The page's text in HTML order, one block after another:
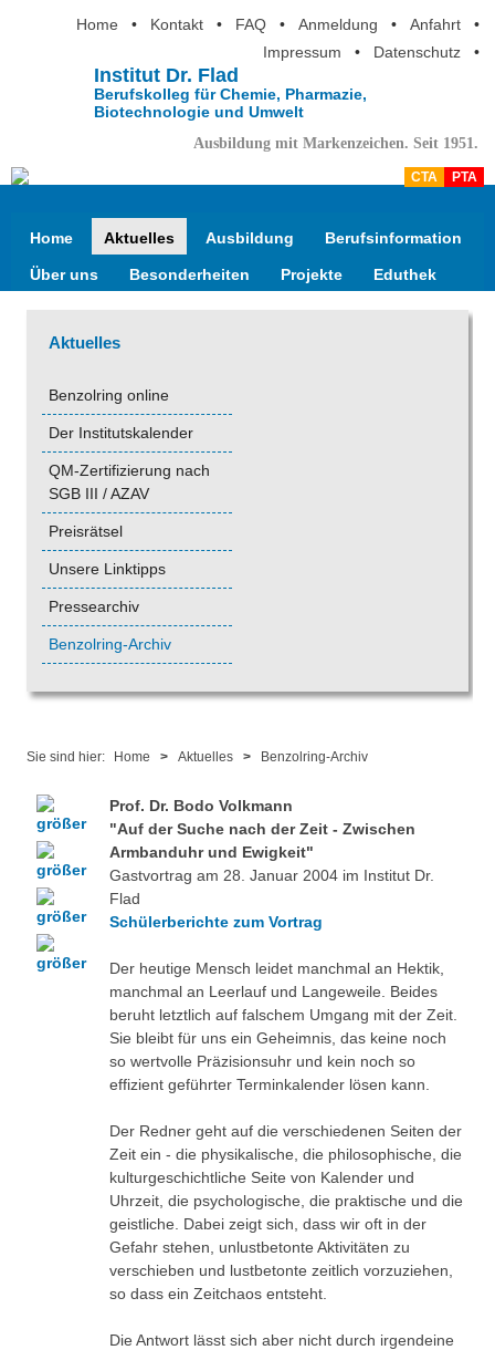
Home • Kontakt • FAQ • Anmeldung • Anfahrt
•
Impressum
• Datenschutz •
Institut Dr. Flad
Berufskolleg für Chemie, Pharmazie,
Biotechnologie und Umwelt
Ausbildung mit Markenzeichen. Seit 1951.
CTA PTA
Home Aktuelles Ausbildung Berufsinformation
Über uns Besonderheiten Projekte Eduthek
Aktuelles
Benzolring online
Der Institutskalender
QM-Zertifizierung nach
SGB III / AZAV
Preisrätsel
Unsere Linktipps
Pressearchiv
Benzolring-Archiv
Sie sind hier: Home > Aktuelles > Benzolring-Archiv
Prof. Dr. Bodo Volkmann
"Auf der Suche nach der Zeit - Zwischen
Armbanduhr und Ewigkeit"
Gastvortrag am 28. Januar 2004 im Institut Dr.
Flad
Schülerberichte zum Vortrag
Der heutige Mensch leidet manchmal an Hektik,
manchmal an Leerlauf und Langeweile. Beides
beruht letztlich auf falschem Umgang mit der Zeit.
Sie bleibt für uns ein Geheimnis, das keine noch
so wertvolle Präzisionsuhr und kein noch so
effizient geführter Terminkalender lösen kann.
Der Redner geht auf die verschiedenen Seiten der
Zeit ein - die physikalische, die philosophische, die
kulturgeschichtliche Seite von Kalender und
Uhrzeit, die psychologische, die praktische und die
geistliche. Dabei zeigt sich, dass wir oft in der
Gefahr stehen, unlustbetonte Aktivitäten zu
verschieben und lustbetonte zeitlich vorzuziehen,
so dass ein Zeitchaos entsteht.
Die Antwort lässt sich aber nicht durch irgendeine